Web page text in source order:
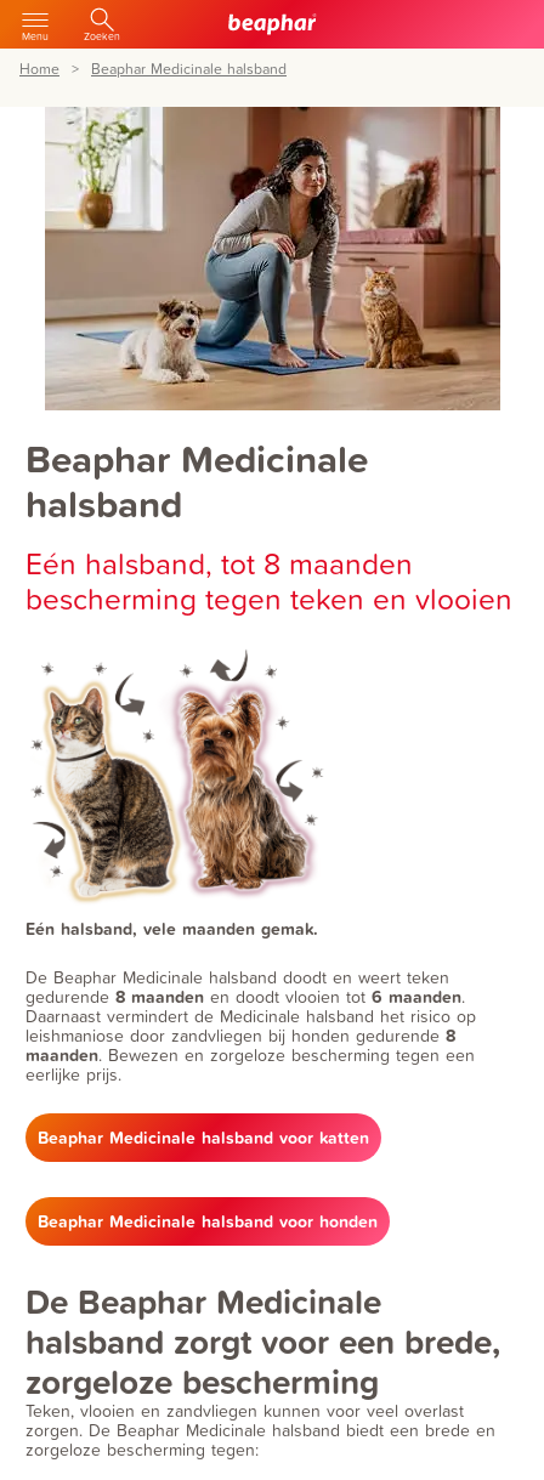
Menu Zoeken
Home Beaphar Medicinale halsband
Beaphar Medicinale
halsband
Eén halsband, tot 8 maanden
bescherming tegen teken en vlooien
Eén halsband, vele maanden gemak.
De Beaphar Medicinale halsband doodt en weert teken
gedurende 8 maanden en doodt vlooien tot 6 maanden.
Daarnaast vermindert de Medicinale halsband het risico op
leishmaniose door zandvliegen bij honden gedurende 8
maanden. Bewezen en zorgeloze bescherming tegen een
eerlijke prijs.
Beaphar Medicinale halsband voor katten
Beaphar Medicinale halsband voor honden
De Beaphar Medicinale
halsband zorgt voor een brede,
zorgeloze bescherming
Teken, vlooien en zandvliegen kunnen voor veel overlast
zorgen. De Beaphar Medicinale halsband biedt een brede en
zorgeloze bescherming tegen: